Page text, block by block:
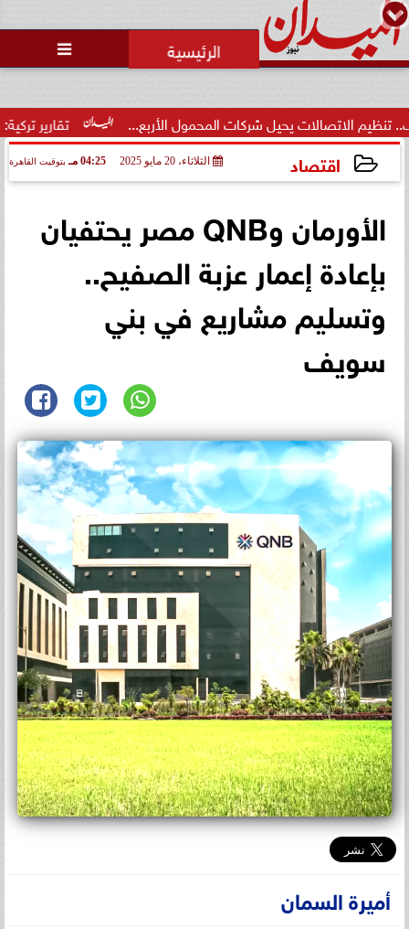

تقارير تركية: يحيل شركات المحمول الأربع...
اقتصاد الثلاثاء، 20 مايو 2025 04:25 مـ بتوقيت القاهرة
الأورمان وQNB مصر يحتفيان
بإعادة إعمار عزبة الصفيح..
وتسليم مشاريع في بني
سويف
أميرة السمان